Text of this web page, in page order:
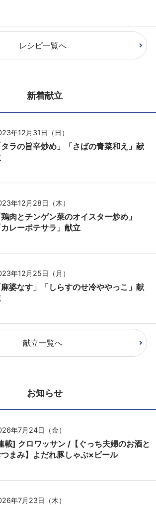
レシピ一覧へ
新着献立
年12月31日（日）
タラの旨辛炒め」「さばの青菜和え」献
年12月28日（木）
鶏肉とチンゲン菜のオイスター炒め」
カレーポテサラ」献立
年12月25日（月）
麻婆なす」「しらすのせ冷ややっこ」献
献立一覧へ
お知らせ
年7月24日（金）
載] クロワッサン /【ぐっち夫婦のお酒と
まみ】よだれ豚しゃぶ×ビール
年7月23日（木）